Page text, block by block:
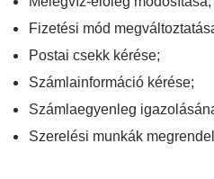
Fizetési mód
Postai csekk kérése;
Számlainformáció kérése;
Számlaegyenleg
Szerelési munkák